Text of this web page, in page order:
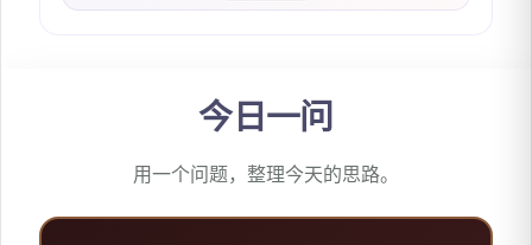
今日一问
用一个问题，整理今天的思路。